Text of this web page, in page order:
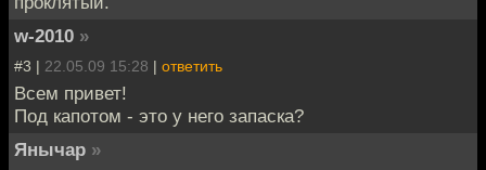
w-2010 »
#3 | 22.05.09 15:28 | ответить
Всем привет!
Под капотом - это у него запаска?
Янычар »